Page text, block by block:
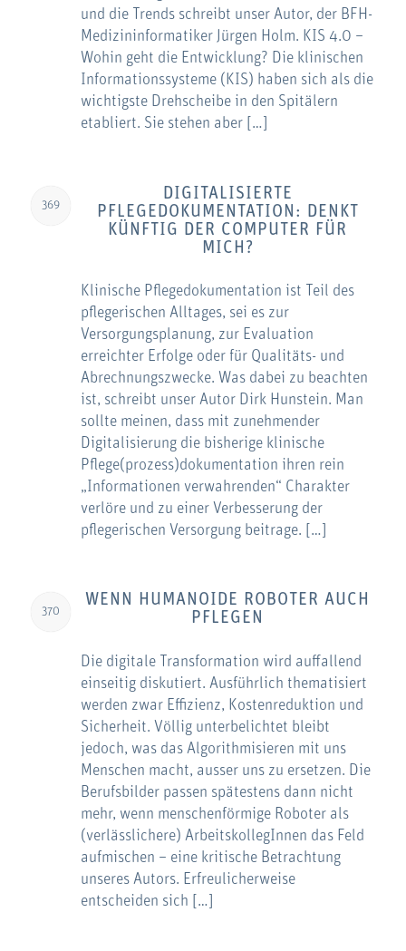
und die Trends schreibt unser Autor, der BFH-
Medizininformatiker Jürgen Holm. KIS 4.0 –
Wohin geht die Entwicklung? Die klinischen
Informationssysteme (KIS) haben sich als die
wichtigste Drehscheibe in den Spitälern
etabliert. Sie stehen aber […]
369
DIGITALISIERTE
PFLEGEDOKUMENTATION: DENKT
KÜNFTIG DER COMPUTER FÜR
MICH?
Klinische Pflegedokumentation ist Teil des
pflegerischen Alltages, sei es zur
Versorgungsplanung, zur Evaluation
erreichter Erfolge oder für Qualitäts- und
Abrechnungszwecke. Was dabei zu beachten
ist, schreibt unser Autor Dirk Hunstein. Man
sollte meinen, dass mit zunehmender
Digitalisierung die bisherige klinische
Pflege(prozess)dokumentation ihren rein
„Informationen verwahrenden“ Charakter
verlöre und zu einer Verbesserung der
pflegerischen Versorgung beitrage. […]
370
WENN HUMANOIDE ROBOTER AUCH
PFLEGEN
Die digitale Transformation wird auffallend
einseitig diskutiert. Ausführlich thematisiert
werden zwar Effizienz, Kostenreduktion und
Sicherheit. Völlig unterbelichtet bleibt
jedoch, was das Algorithmisieren mit uns
Menschen macht, ausser uns zu ersetzen. Die
Berufsbilder passen spätestens dann nicht
mehr, wenn menschenförmige Roboter als
(verlässlichere) ArbeitskollegInnen das Feld
aufmischen – eine kritische Betrachtung
unseres Autors. Erfreulicherweise
entscheiden sich […]